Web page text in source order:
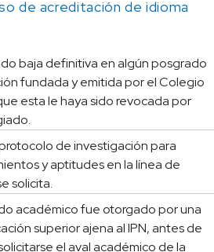
de acreditación de idioma
baja definitiva en algún posgrado
fundada y emitida por el Colegio
esta le haya sido revocada por
de investigación para
y aptitudes en la línea de
solicita.
académico fue otorgado por una
superior ajena al IPN, antes de
el aval académico de la